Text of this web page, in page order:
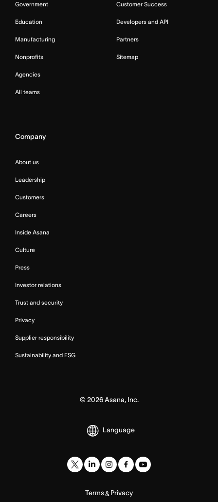
Government
Education
Manufacturing
Nonprofits
Agencies
All teams
Customer Success
Developers and API
Partners
Sitemap
Company
About us
Leadership
Customers
Careers
Inside Asana
Culture
Press
Investor relations
Trust and security
Privacy
Supplier responsibility
Sustainability and ESG
© 2026Asana, Inc.
Language
Terms& Privacy